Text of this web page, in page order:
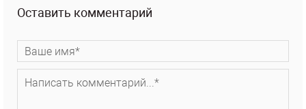
Оставить комментарий